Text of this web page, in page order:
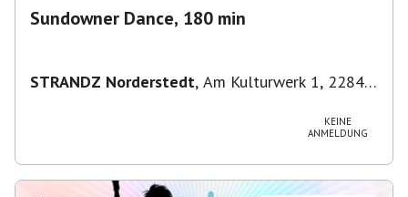
Sundowner Dance, 180 min
STRANDZ Norderstedt, Am Kulturwerk 1, 22844
KEINE
ANMELDUNG